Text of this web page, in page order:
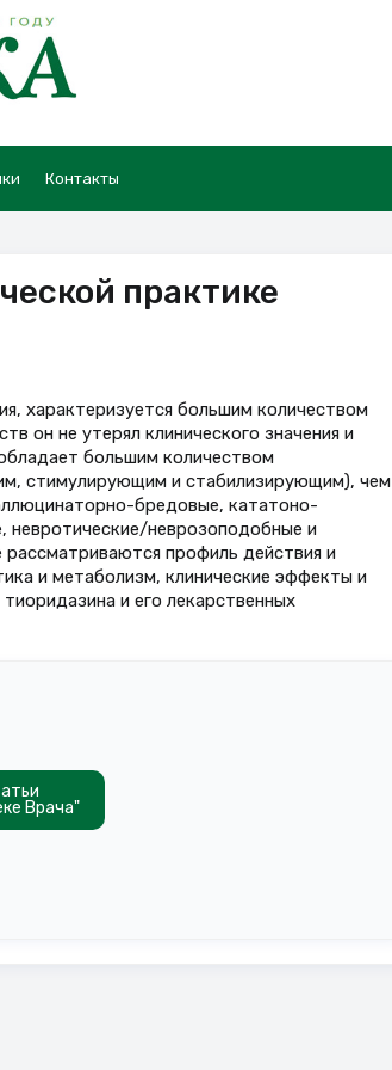
Контакты
практике
характеризуется большим количеством
он не утерял клинического значения и
большим количеством
стимулирующим и стабилизирующим), чем
бредовые, кататоно-
неврозоподобные и
профиль действия и
и метаболизм, клинические эффекты и
и его лекарственных
Врача"